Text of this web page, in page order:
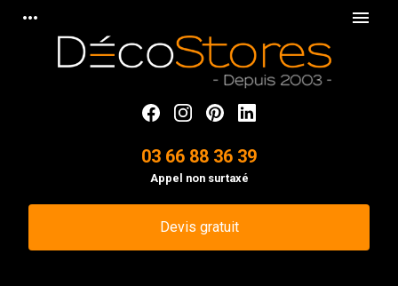
more_horiz menu
03 66 88 36 39
Appel non surtaxé
Devis gratuit